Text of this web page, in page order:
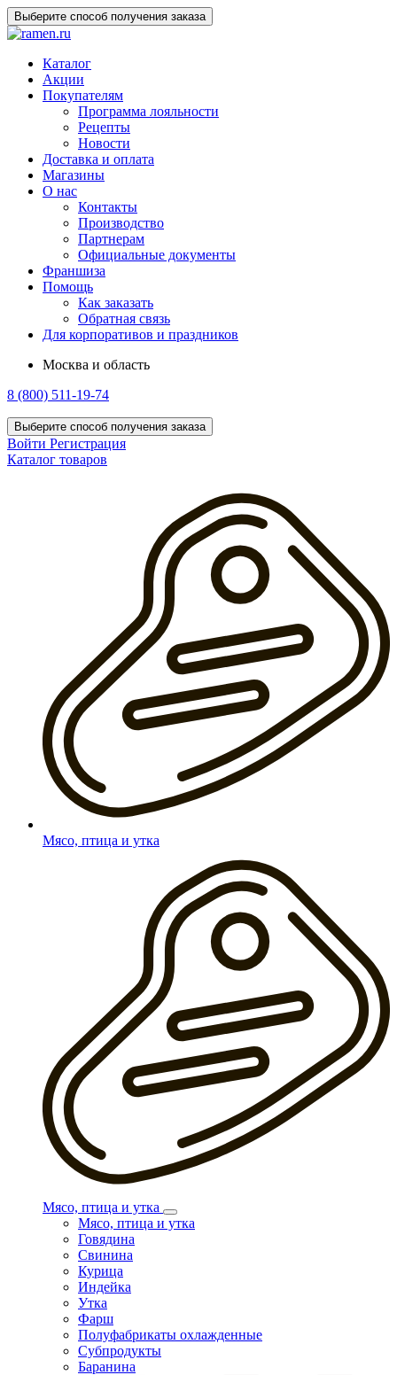
Выберите способ получения заказа
Каталог
Акции
Покупателям
Программа лояльности
Рецепты
Новости
Доставка и оплата
Магазины
О нас
Контакты
Производство
Партнерам
Официальные документы
Франшиза
Помощь
Как заказать
Обратная связь
Для корпоративов и праздников
Москва и область
8 (800) 511-19-74
Выберите способ получения заказа
Войти Регистрация
Каталог товаров
Мясо, птица и утка
Мясо, птица и утка
Мясо, птица и утка
Говядина
Свинина
Курица
Индейка
Утка
Фарш
Полуфабрикаты охлажденные
Субпродукты
Баранина